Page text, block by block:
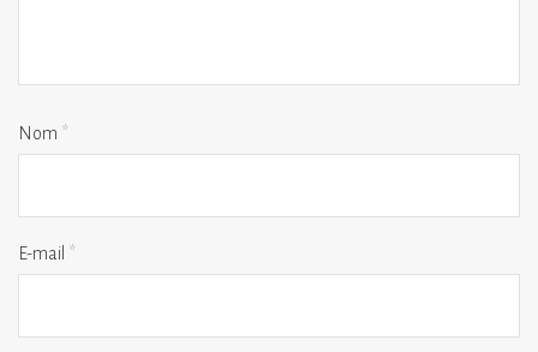
Nom *
E-mail *